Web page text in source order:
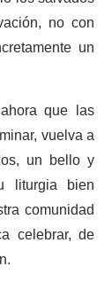
no con
un
que las
vuelva a
un bello y
liturgia bien
comunidad
celebrar, de